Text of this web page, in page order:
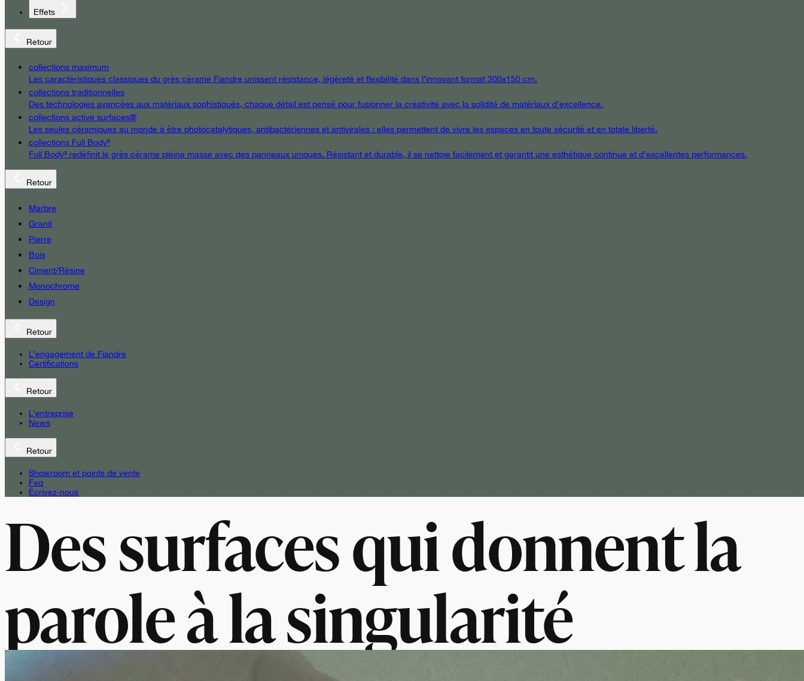
Effets
Retour
collections maximum
Les caractéristiques classiques du grès cérame Fiandre unissent résistance, légèreté et flexibilité dans l’innovant format 300x150 cm.
collections traditionnelles
Des technologies avancées aux matériaux sophistiqués, chaque détail est pensé pour fusionner la créativité avec la solidité de matériaux d’excellence.
collections active surfaces®
Les seules céramiques au monde à être photocatalytiques, antibactériennes et antivirales : elles permettent de vivre les espaces en toute sécurité et en totale liberté.
collections Full Body³
Full Body³ redéfinit le grès cérame pleine masse avec des panneaux uniques. Résistant et durable, il se nettoie facilement et garantit une esthétique continue et d’excellentes performances.
Retour
Marbre
Granit
Pierre
Bois
Ciment/Résine
Monochrome
Design
Retour
L’engagement de Fiandre
Certifications
Retour
L’entreprise
News
Retour
Showroom et points de vente
Faq
Écrivez-nous
Des surfaces qui donnent la
parole à la singularité